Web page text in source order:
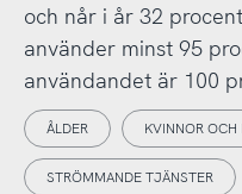
och når i år 32
använder minst 95
användandet är 100
ÅLDER KVINNOR OCH
STRÖMMANDE TJÄNSTER